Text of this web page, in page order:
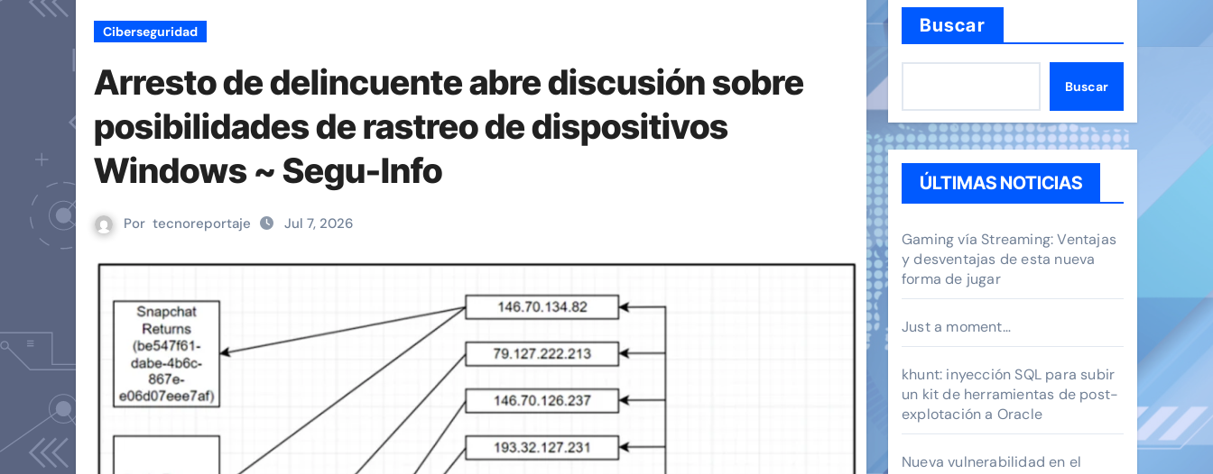
Ciberseguridad
Arresto de delincuente abre discusión sobre
posibilidades de rastreo de dispositivos
Windows ~ Segu-Info
Por tecnoreportaje Jul 7, 2026
Buscar
Buscar
ÚLTIMAS NOTICIAS
Gaming vía Streaming: Ventajas
y desventajas de esta nueva
forma de jugar
Just a moment…
khunt: inyección SQL para subir
un kit de herramientas de post-
explotación a Oracle
Nueva vulnerabilidad en el